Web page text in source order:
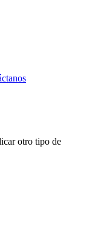
otro tipo de